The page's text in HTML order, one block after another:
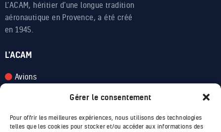
Gérer le consentement
Pour offrir les meilleures expériences, nous utilisons des technologies
telles que les cookies pour stocker et/ou accéder aux informations des
L’ACAM, héritier d’une longue tradition
aéronautique en Provence, a été créé
en 1945.
L'ACAM
Avions